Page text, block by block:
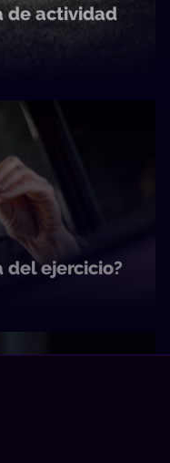
de actividad
del ejercicio?